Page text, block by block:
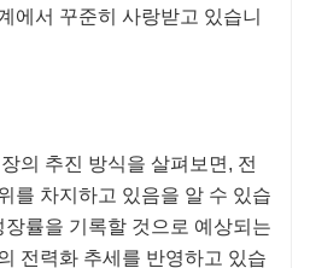
에서 꾸준히 사랑받고 있습니
의 추진 방식을 살펴보면, 전
를 차지하고 있음을 알 수 있습
률을 기록할 것으로 예상되는
전력화 추세를 반영하고 있습